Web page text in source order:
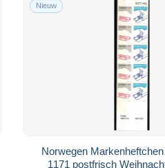
Nieuw
Norwegen
1171 postfrisch